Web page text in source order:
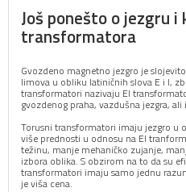
Još ponešto o jezgru
transformatora
Gvozdeno magnetno jezgro je
limova u obliku latiničnih slova E i I,
transformatori nazivaju EI
gvozdenog praha, vazdušna jezgra, ali
Torusni transformatori imaju jezgro u
više prednosti u odnosu na EI
težinu, manje mehaničko zujanje,
izbora oblika. S obzirom na to da su
transformatori imaju samo jednu
je viša cena.